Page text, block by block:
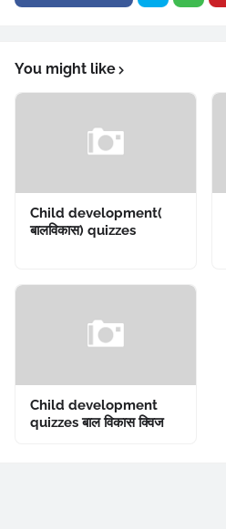
You might like
Child development(
बालविकास) quizzes
Child development
quizzes बाल विकास क्विज